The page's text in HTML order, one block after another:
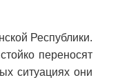
Республики.
переносят
ситуациях они